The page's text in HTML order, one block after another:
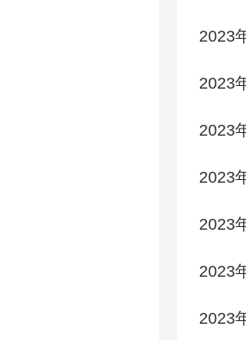
2023
2023
2023
2023
2023
2023
2023